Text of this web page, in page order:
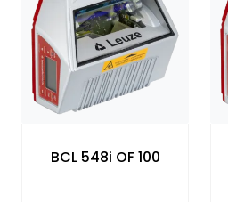
BCL 548i OF 100